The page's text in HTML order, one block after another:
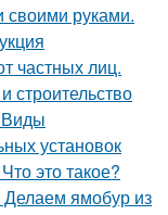
своими руками.
частных лиц.
строительство
Виды
установок
это такое?
Делаем ямобур из